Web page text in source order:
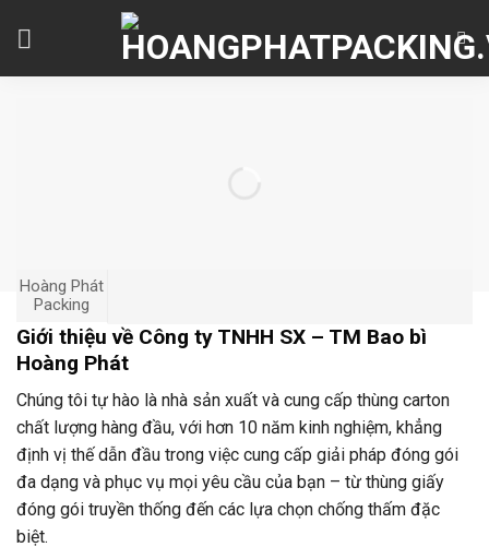
Hoàng Phát
Packing
Giới thiệu về Công ty TNHH SX – TM Bao bì
Hoàng Phát
Chúng tôi tự hào là nhà sản xuất và cung cấp thùng carton
chất lượng hàng đầu, với hơn 10 năm kinh nghiệm, khẳng
định vị thế dẫn đầu trong việc cung cấp giải pháp đóng gói
đa dạng và phục vụ mọi yêu cầu của bạn – từ thùng giấy
đóng gói truyền thống đến các lựa chọn chống thấm đặc
biệt.